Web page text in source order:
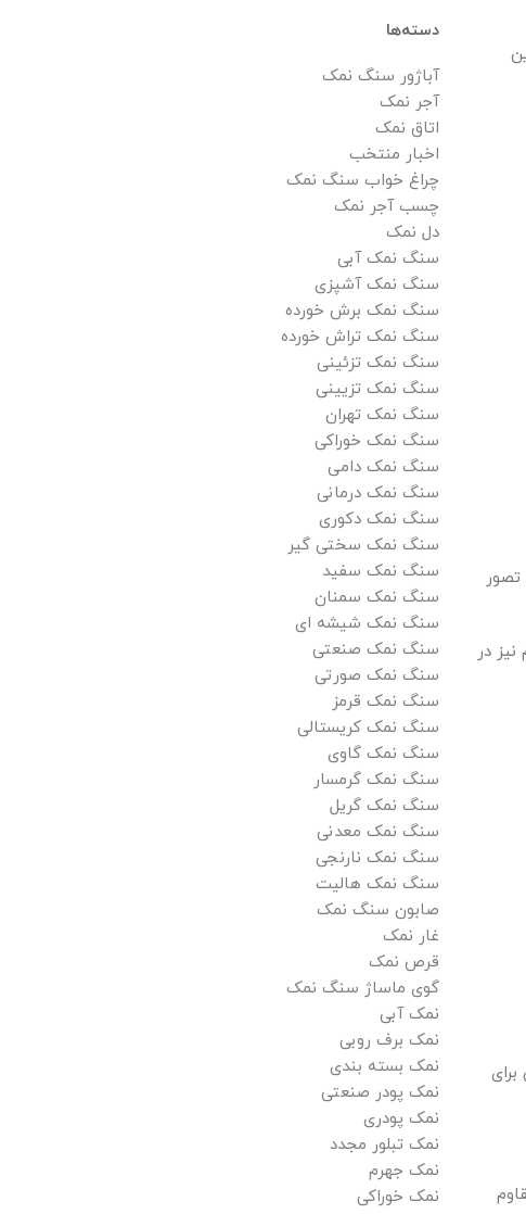
در
دسته‌ها
آباژور سنگ نمک
آجر نمک
اتاق نمک
اخبار منتخب
چراغ خواب سنگ نمک
چسب آجر نمک
دل نمک
سنگ نمک آبی
سنگ نمک آشپزی
سنگ نمک برش خورده
سنگ نمک تراش خورده
سنگ نمک تزئینی
سنگ نمک تزیینی
سنگ نمک تهران
سنگ نمک خوراکی
سنگ نمک دامی
سنگ نمک درمانی
سنگ نمک دکوری
سنگ نمک سختی گیر
سنگ نمک سفید
سنگ نمک سمنان
سنگ نمک شیشه ای
سنگ نمک صنعتی
سنگ نمک صورتی
سنگ نمک قرمز
سنگ نمک کریستالی
سنگ نمک گاوی
سنگ نمک گرمسار
سنگ نمک گریل
سنگ نمک معدنی
سنگ نمک نارنجی
سنگ نمک هالیت
صابون سنگ نمک
غار نمک
قرص نمک
گوی ماساژ سنگ نمک
نمک آبی
نمک برف روبی
نمک بسته بندی
نمک پودر صنعتی
نمک پودری
نمک تبلور مجدد
نمک جهرم
نمک خوراکی